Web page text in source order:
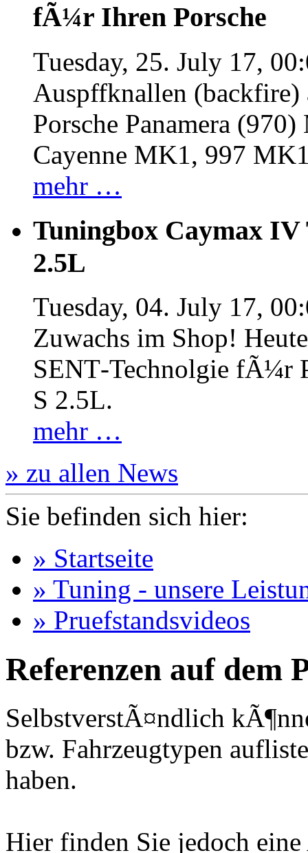
fÃ¼r Ihren Porsche
Tuesday, 25. July 17,
Auspffknallen
Porsche Panamera
Cayenne MK1, 997
mehr …
Tuningbox Caymax IV
2.5L
Tuesday, 04. July 17,
Zuwachs im Shop!
SENT‐Technolgie fÃ¼r
S 2.5L.
mehr …
» zu allen News
Sie befinden sich hier:
» Startseite
» Tuning - unsere
» Pruefstandsvideos
Referenzen auf dem
SelbstverstÃ¤ndlich
bzw. Fahrzeugtypen
haben.
Hier finden Sie jedoch